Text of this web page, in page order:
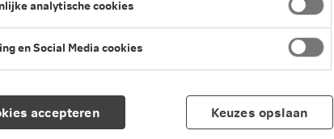
verzekering.
En of er een contract is met jouw zorgverlener. Bekijk
accepteren
analytische cookies
en Social Media cookies
Keuzes opslaan